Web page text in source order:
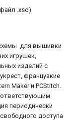
.xsd)
для вышивки
игрушек,
изделий с
французкие
Maker и PCStitch.
периодически
доступа